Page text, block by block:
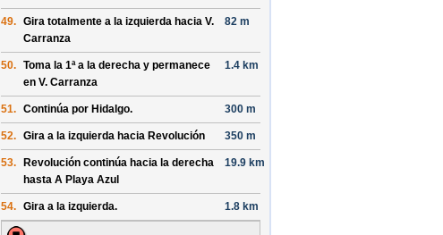
49. Gira totalmente a la izquierda hacia V.
Carranza
82 m
50. Toma la 1ª a la derecha y permanece
en V. Carranza
1.4 km
51. Continúa por Hidalgo. 300 m
52. Gira a la izquierda hacia Revolución 350 m
53. Revolución continúa hacia la derecha
hasta A Playa Azul
19.9 km
54. Gira a la izquierda. 1.8 km